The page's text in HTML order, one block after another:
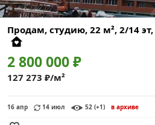
Продам, студию, 22 м², 2/14 эт,
2 800 000 ₽
127 273 ₽/м²
16 апр 14 июл 52 (+1) в архиве